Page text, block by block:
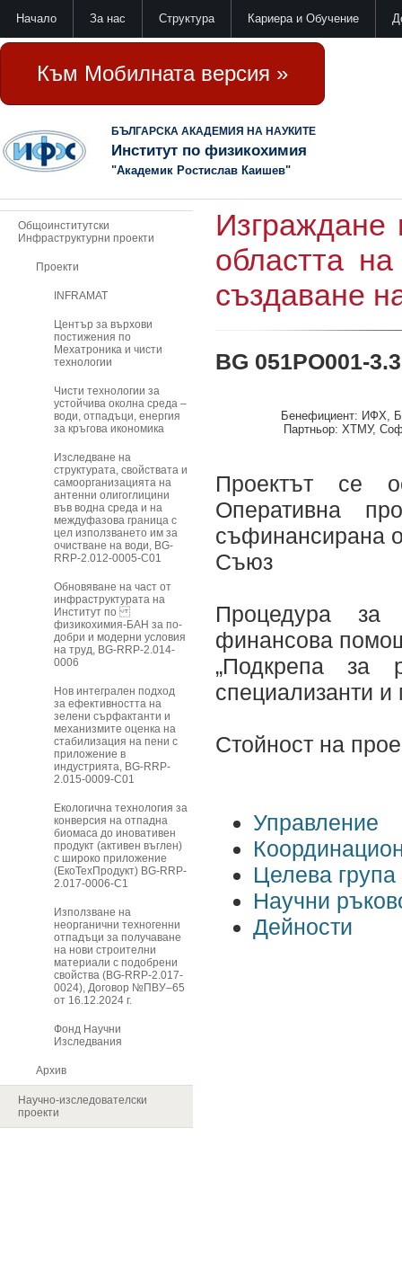
Начало За нас Структура Кариера и Обучение
Към Мобилната версия »
БЪЛГАРСКА АКАДЕМИЯ НА НАУКИТЕ
Институт по физикохимия
"Академик Ростислав Каишев"
Общоинститутски
Инфраструктурни проекти
Проекти
INFRAMAT
Център за върхови
постижения по
Мехатроника и чисти
технологии
Чисти технологии за
устойчива околна среда –
води, отпадъци, енергия
за кръгова икономика
Изследване на
структурата, свойствата и
самоорганизацията на
антенни олигоглицини
във водна среда и на
междуфазова граница с
цел използването им за
очистване на води, BG-
RRP-2.012-0005-C01
Обновяване на част от
инфраструктурата на
Институт по
физикохимия-БАН за по-
добри и модерни условия
на труд, BG-RRP-2.014-
0006
Нов интегрален подход
за ефективността на
зелени сърфактанти и
механизмите оценка на
стабилизация на пени с
приложение в
индустрията, BG-RRP-
2.015-0009-C01
Екологична технология за
конверсия на отпадна
биомаса до иновативен
продукт (активен въглен)
с широко приложение
(ЕкоТехПродукт) BG-RRP-
2.017-0006-C1
Използване на
неорганични техногенни
отпадъци за получаване
на нови строителни
материали с подобрени
свойства (BG-RRP-2.017-
0024), Договор №ПВУ–65
от 16.12.2024 г.
Фонд Научни
Изследвания
Архив
Научно-изследователски
проекти
Изграждане
областта
създаване
BG 051PO001-
Бенефициент: ИФХ,
Партньор: ХТМУ,
Проектът се
Оперативна
съфинансирана
Съюз
Процедура за
финансова
„Подкрепа за
специализанти и
Стойност на
Управление
Целевa групa
Научни
Дейности